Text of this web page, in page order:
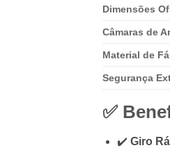
Dimensões
Câmaras de Ar
Material de
Segurança
✅
✔️ Giro